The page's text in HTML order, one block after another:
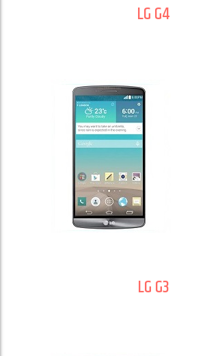
LG G4
LG G3